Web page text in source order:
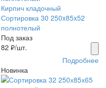
Кирпич кладочный
Сортировка 30 250x85x52
полнотелый
Под заказ
82 ₽/шт.
Подробнее
Новинка